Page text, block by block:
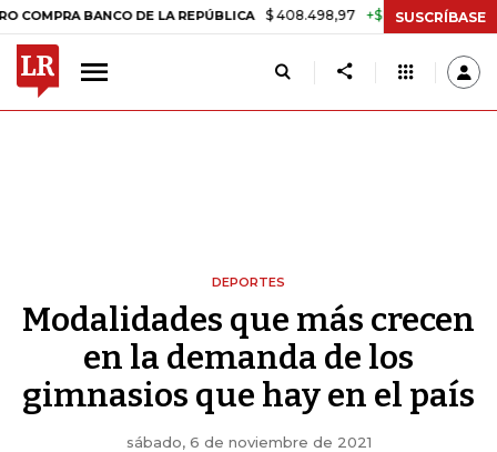
DE LA REPÚBLICA $ 408.498,97 +$ 8.753,81 +2,19% TASA
SUSCRÍBASE
DEPORTES
Modalidades que más crecen
en la demanda de los
gimnasios que hay en el país
sábado, 6 de noviembre de 2021